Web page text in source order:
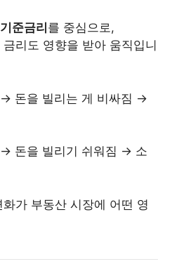
기준금리 를 중심으로,
리도 영향을 받아 움직입니
→ 돈을 빌리는 게 비싸짐 →
→ 돈을 빌리기 쉬워짐 → 소
가 부동산 시장에 어떤 영